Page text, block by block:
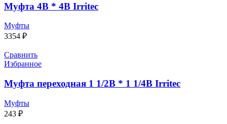
Муфта 4В * 4В Irritec
Муфты
3354 ₽
Сравнить
Избранное
Муфта переходная 1 1/2В * 1 1/4В Irritec
Муфты
243 ₽